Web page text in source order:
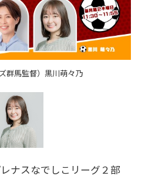
群馬監督） 黒川萌々乃
ナスなでしこリーグ２部